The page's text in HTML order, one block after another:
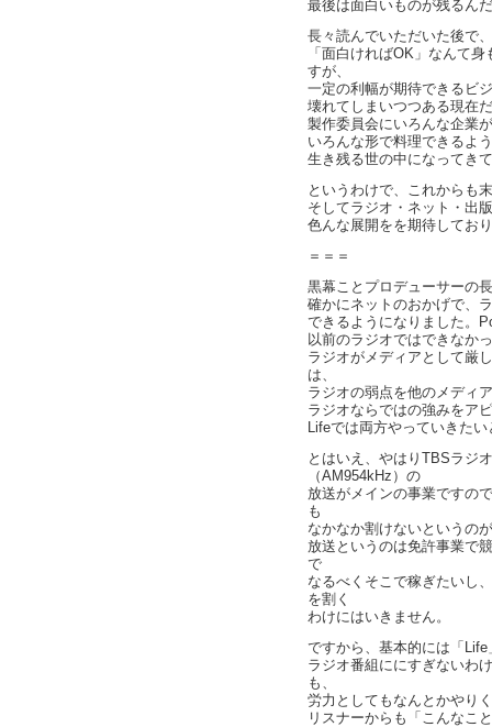
最後は面白いものが残るん
長々読んでいただいた後で、
「面白ければOK」なんて
すが、
一定の利幅が期待できるビ
壊れてしまいつつある現在
製作委員会にいろんな企業
いろんな形で料理できるよ
生き残る世の中になってき
というわけで、これからも
そしてラジオ・ネット・出
色んな展開をを期待してお
＝＝＝
黒幕ことプロデューサーの
確かにネットのおかげで、
できるようになりました。
以前のラジオではできなか
ラジオがメディアとして厳
は、
ラジオの弱点を他のメディ
ラジオならではの強みをア
Lifeでは両方やっていきた
とはいえ、やはりTBSラジ
（AM954kHz）の
放送がメインの事業ですの
も
なかなか割けないというの
放送というのは免許事業で
で
なるべくそこで稼ぎたいし
を割く
わけにはいきません。
ですから、基本的には「
ラジオ番組ににすぎないわ
も、
労力としてもなんとかやり
リスナーからも「こんなこ